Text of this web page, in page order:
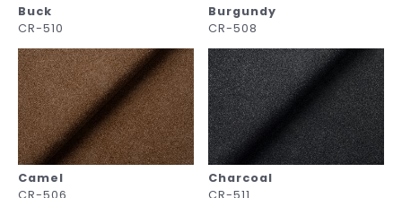
Buck
CR-510
Burgundy
CR-508
Camel
CR-506
Charcoal
CR-511